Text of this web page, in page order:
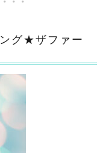
グ★ザファー